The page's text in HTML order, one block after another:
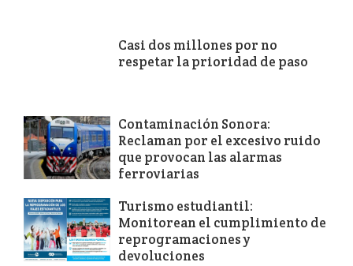
Casi dos millones por no
respetar la prioridad de paso
Contaminación Sonora:
Reclaman por el excesivo ruido
que provocan las alarmas
ferroviarias
Turismo estudiantil:
Monitorean el cumplimiento de
reprogramaciones y
devoluciones